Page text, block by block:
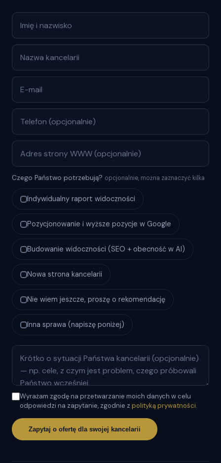
Czego Państwo potrzebują? opcjonalnie, można zaznaczyć kilka
Indywidualny raport widoczności
Pozycjonowanie i wyższe pozycje w Google
Budowanie widoczności (SEO + obecność w AI)
Nowa strona kancelarii
Nie wiem jeszcze, proszę o rekomendację
Inna sprawa (napiszę poniżej)
Wyrażam zgodę na przetwarzanie moich danych w celu
odpowiedzi na zapytanie, zgodnie z polityką prywatności.
Zapytaj o ofertę dla swojej kancelarii